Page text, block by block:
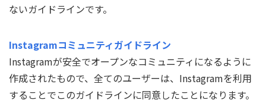
ないガイドラインです。
Instagramコミュニティガイドライン
Instagramが安全でオープンなコミュニティになるように
作成されたもので、全てのユーザーは、Instagramを利用
することでこのガイドラインに同意したことになります。